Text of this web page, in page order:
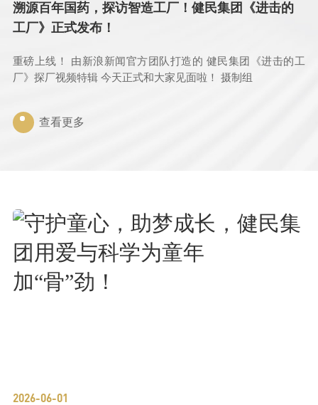
溯源百年国药，探访智造工厂！健民集团《进击的
工厂》正式发布！
重磅上线！ 由新浪新闻官方团队打造的 健民集团《进击的工
厂》探厂视频特辑 今天正式和大家见面啦！ 摄制组
查看更多
2026-06-01